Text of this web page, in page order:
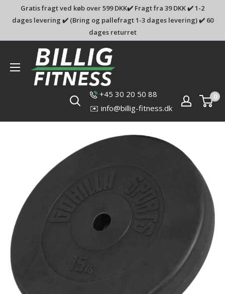
Gratis fragt ved køb over 599 DKK✔️ Fragt fra 39 DKK ✔️ 1-2
dages levering ✔️ (Bring og pallefragt 1-3 dages levering) ✔️ 60
dages returret
Billig-
fitness.dk
+45 30 20 50 88
✉️ info@billig-fitness.dk
0